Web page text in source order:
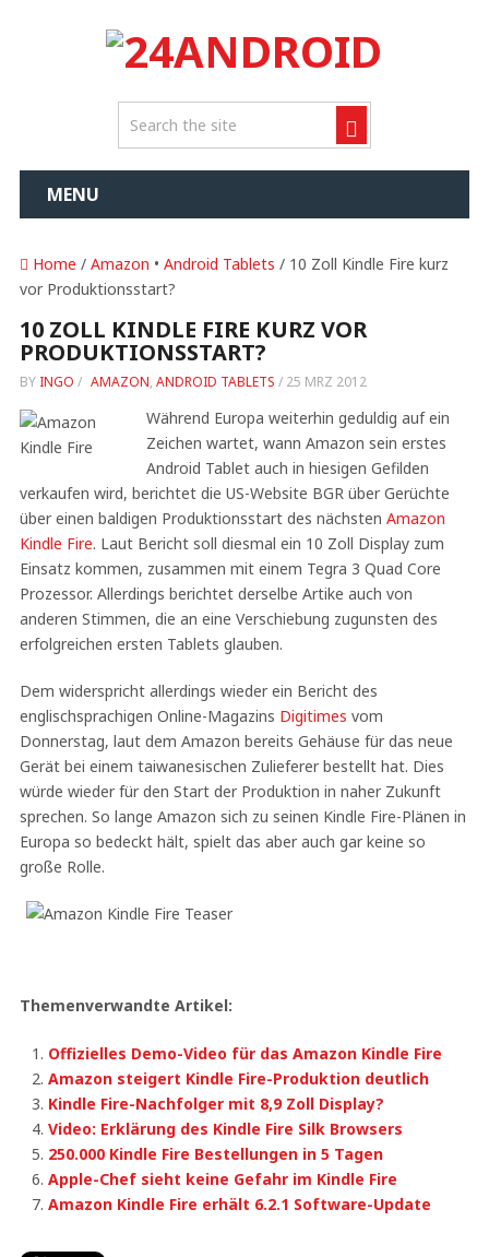
MENU
Home / Amazon • Android Tablets / 10 Zoll Kindle Fire kurz
vor Produktionsstart?
10 ZOLL KINDLE FIRE KURZ VOR
PRODUKTIONSSTART?
BY INGO / AMAZON, ANDROID TABLETS / 25 MRZ 2012
Während Europa weiterhin geduldig auf ein
Zeichen wartet, wann Amazon sein erstes
Android Tablet auch in hiesigen Gefilden
verkaufen wird, berichtet die US-Website BGR über Gerüchte
über einen baldigen Produktionsstart des nächsten Amazon
Kindle Fire. Laut Bericht soll diesmal ein 10 Zoll Display zum
Einsatz kommen, zusammen mit einem Tegra 3 Quad Core
Prozessor. Allerdings berichtet derselbe Artike auch von
anderen Stimmen, die an eine Verschiebung zugunsten des
erfolgreichen ersten Tablets glauben.
Dem widerspricht allerdings wieder ein Bericht des
englischsprachigen Online-Magazins Digitimes vom
Donnerstag, laut dem Amazon bereits Gehäuse für das neue
Gerät bei einem taiwanesischen Zulieferer bestellt hat. Dies
würde wieder für den Start der Produktion in naher Zukunft
sprechen. So lange Amazon sich zu seinen Kindle Fire-Plänen in
Europa so bedeckt hält, spielt das aber auch gar keine so
große Rolle.
Themenverwandte Artikel:
Offizielles Demo-Video für das Amazon Kindle Fire
Amazon steigert Kindle Fire-Produktion deutlich
Kindle Fire-Nachfolger mit 8,9 Zoll Display?
Video: Erklärung des Kindle Fire Silk Browsers
250.000 Kindle Fire Bestellungen in 5 Tagen
Apple-Chef sieht keine Gefahr im Kindle Fire
Amazon Kindle Fire erhält 6.2.1 Software-Update